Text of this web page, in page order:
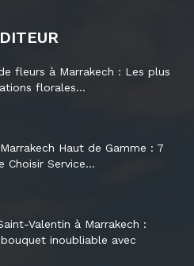
fleurs à Marrakech : Les plus
florales...
Haut de Gamme : 7
Choisir Service...
Valentin à Marrakech :
inoubliable avec